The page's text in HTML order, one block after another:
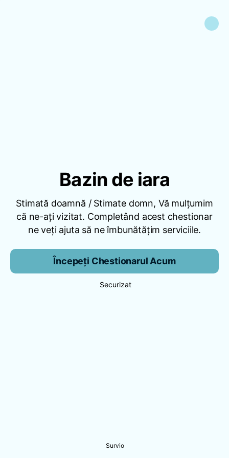
Bazin de iara
Stimată doamnă / Stimate domn, Vă mulțumim
că ne-ați vizitat. Completând acest chestionar
ne veți ajuta să ne îmbunătățim serviciile.
Începeți Chestionarul Acum
Securizat
Survio